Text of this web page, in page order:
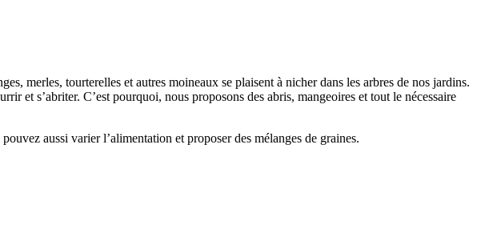
merles, tourterelles et autres moineaux se plaisent à nicher dans les arbres de nos jardins.
et s’abriter. C’est pourquoi, nous proposons des abris, mangeoires et tout le nécessaire
aussi varier l’alimentation et proposer des mélanges de graines.